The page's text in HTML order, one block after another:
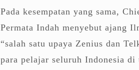
Pada kesempatan yang sama,
Permata Indah menyebut ajang
“salah satu upaya Zenius dan
para pelajar seluruh Indonesia di